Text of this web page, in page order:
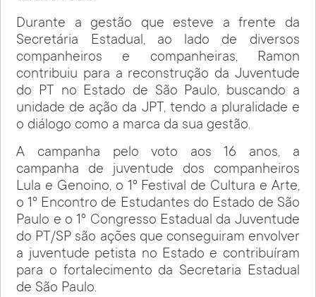
Durante a gestão que esteve a frente da
Secretária Estadual, ao lado de diversos
companheiros e companheiras, Ramon
contribuiu para a reconstrução da Juventude
do PT no Estado de São Paulo, buscando a
unidade de ação da JPT, tendo a pluralidade e
o diálogo como a marca da sua gestão.
A campanha pelo voto aos 16 anos, a
campanha de juventude dos companheiros
Lula e Genoino, o 1º Festival de Cultura e Arte,
o 1º Encontro de Estudantes do Estado de São
Paulo e o 1º Congresso Estadual da Juventude
do PT/SP são ações que conseguiram envolver
a juventude petista no Estado e contribuíram
para o fortalecimento da Secretaria Estadual
de São Paulo.